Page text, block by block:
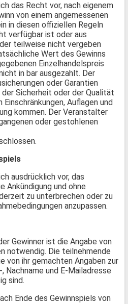
das Recht vor, nach eigenem
von einem angemessenen
in diesen offiziellen Regeln
verfügbar ist oder aus
teilweise nicht vergeben
Wert des Gewinns
Einzelhandelspreis
in bar ausgezahlt. Der
oder Garantien
Sicherheit oder der Qualität
Einschränkungen, Auflagen und
kommen. Der Veranstalter
oder gestohlenen
ausdrücklich vor, das
Ankündigung und ohne
zu unterbrechen oder zu
anzupassen.
Gewinner ist die Angabe von
notwendig. Die teilnehmende
von ihr gemachten Angaben zur
Nachname und E-Mailadresse
sind.
Ende des Gewinnspiels von